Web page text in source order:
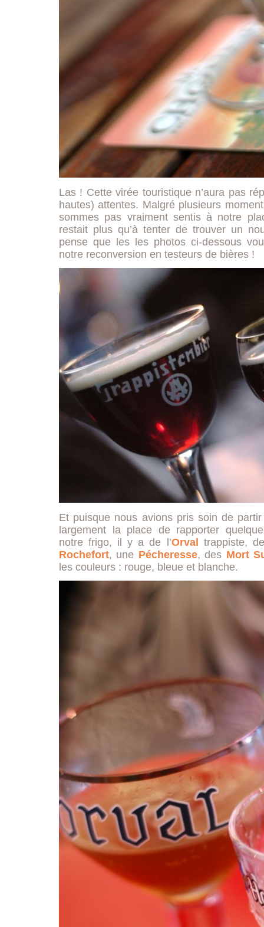
Las ! Cette virée touristique n’aura pas
hautes) attentes. Malgré plusieurs
sommes pas vraiment sentis à notre
restait plus qu’à tenter de trouver un
pense que les les photos ci-dessous
notre reconversion en testeurs de bières !
Et puisque nous avions pris soin de
largement la place de rapporter
notre frigo, il y a de l’Orval
trappiste,
Rochefort, une Pécheresse, des Mort
les couleurs : rouge, bleue et blanche.